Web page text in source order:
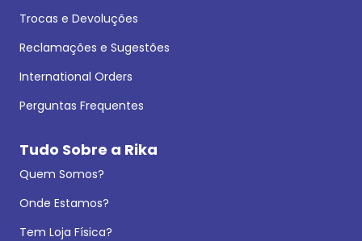
Trocas e Devoluções
Reclamações e Sugestões
International Orders
Perguntas Frequentes
Tudo Sobre a Rika
Quem Somos?
Onde Estamos?
Tem Loja Física?